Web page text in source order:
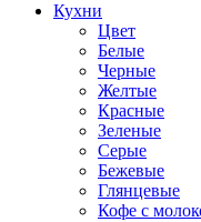
Кухни
Цвет
Белые
Черные
Желтые
Красные
Зеленые
Серые
Бежевые
Глянцевые
Кофе с